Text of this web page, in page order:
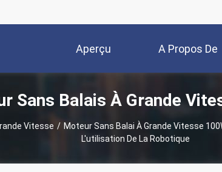
Aperçu A Propos De
Nous
Sans Balais À Grande
Vitesse / Moteur Sans Balai À Grande Vitesse
L'utilisation De La Robotique